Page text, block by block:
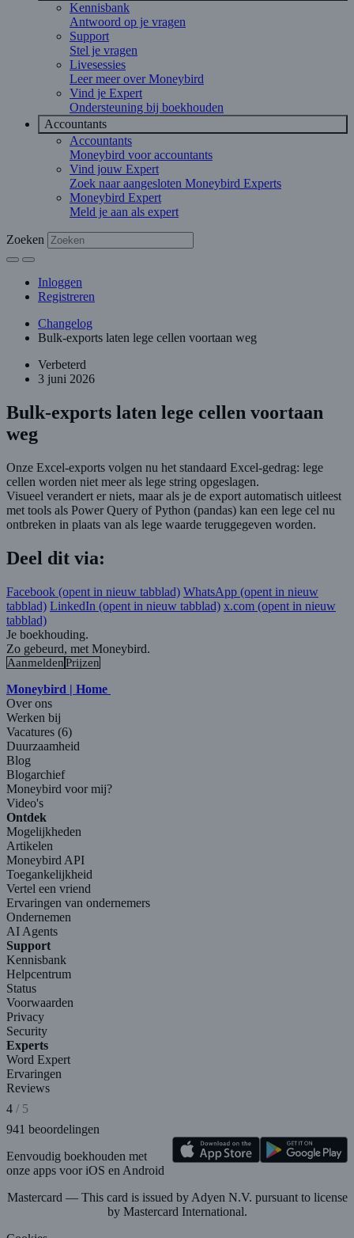
Kennisbank
Antwoord op je vragen
Support
Stel je vragen
Livesessies
Leer meer over Moneybird
Vind je Expert
Ondersteuning bij boekhouden
Accountants
Accountants
Moneybird voor accountants
Vind jouw Expert
Zoek naar aangesloten Moneybird Experts
Moneybird Expert
Meld je aan als expert
Zoeken
Inloggen
Registreren
Changelog
Bulk-exports laten lege cellen voortaan weg
Verbeterd
3 juni 2026
Bulk-exports laten lege cellen voortaan
weg
Onze Excel-exports volgen nu het standaard Excel-gedrag: lege
cellen worden niet meer als lege string opgeslagen.
Visueel verandert er niets, maar als je de export automatisch uitleest
met tools als Power Query of Python (pandas) kan een lege cel nu
ontbreken in plaats van als lege waarde teruggegeven worden.
Deel dit via:
Facebook (opent in nieuw tabblad) WhatsApp (opent in nieuw
tabblad) LinkedIn (opent in nieuw tabblad) x.com (opent in nieuw
tabblad)